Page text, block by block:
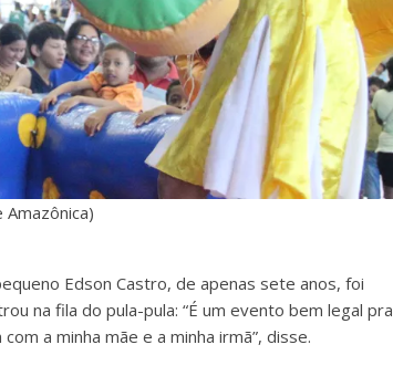
Edson Castro, de apenas sete anos, foi
na fila do pula-pula: “É um evento bem legal pra
a minha mãe e a minha irmã”, disse.